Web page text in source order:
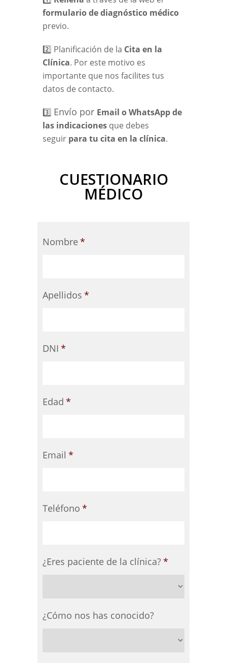
formulario de diagnóstico médico
previo.
2️⃣ Planificación de la Cita en la
Clínica. Por este motivo es
importante que nos facilites tus
datos de contacto.
3️⃣ Envío por Email o WhatsApp de
las indicaciones que debes
seguir para tu cita en la clínica.
CUESTIONARIO
MÉDICO
Nombre *
Apellidos *
DNI *
Edad *
Email *
Teléfono *
¿Eres paciente de la clínica?*
¿Cómo nos has conocido?